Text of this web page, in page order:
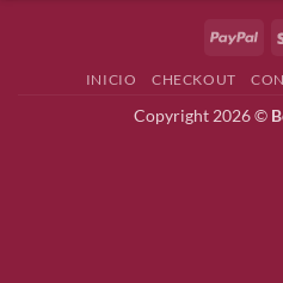
INICIO CHECKOUT
Copyright 2026 ©